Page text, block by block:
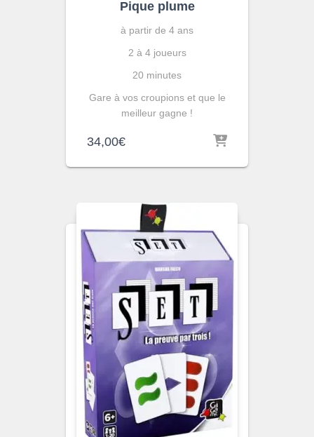
Pique plume
à partir de 4 ans
2 à 4 joueurs
20 minutes
Gare à vos croupions et que le
meilleur gagne !
34,00€